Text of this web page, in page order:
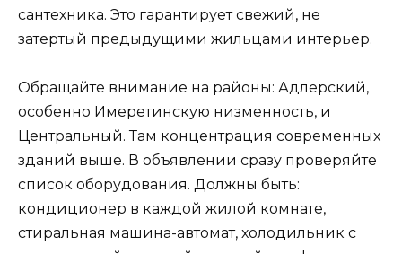
сантехника. Это гарантирует свежий, не
затертый предыдущими жильцами интерьер.
Обращайте внимание на районы: Адлерский,
особенно Имеретинскую низменность, и
Центральный. Там концентрация современных
зданий выше. В объявлении сразу проверяйте
список оборудования. Должны быть:
кондиционер в каждой жилой комнате,
стиральная машина-автомат, холодильник с